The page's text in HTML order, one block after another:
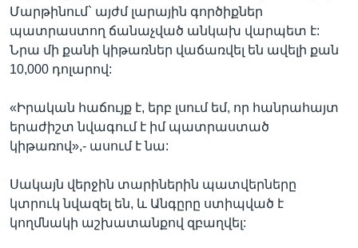
Մարթինում` այժմ լարային գործիքներ
պատրաստող ճանաչված անկախ վարպետ է:
Նրա մի քանի կիթառներ վաճառվել են ավելի քան
10,000 դոլարով:
«Իրական հաճույք է, երբ լսում եմ, որ հանրահայտ
երաժիշտ նվագում է իմ պատրաստած
կիթառով»,- ասում է նա:
Սակայն վերջին տարիներին պատվերները
կտրուկ նվազել են, և Անգըրը ստիպված է
կողմնակի աշխատանքով զբաղվել: